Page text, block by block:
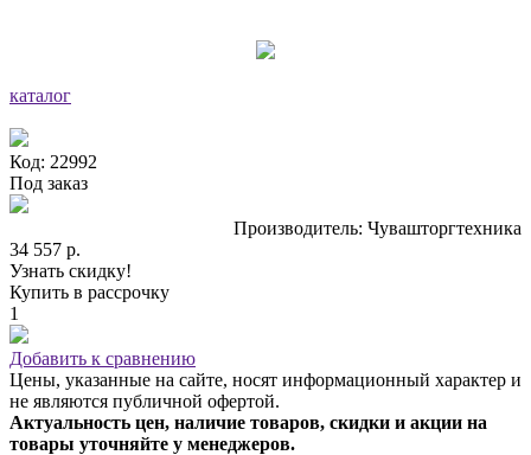
каталог
Код: 22992
Под заказ
Производитель: Чувашторгтехника
34 557 р.
Узнать скидку!
Купить в рассрочку
1
Добавить к сравнению
Цены, указанные на сайте, носят информационный характер и
не являются публичной офертой.
Актуальность цен, наличие товаров, скидки и акции на
товары уточняйте у менеджеров.